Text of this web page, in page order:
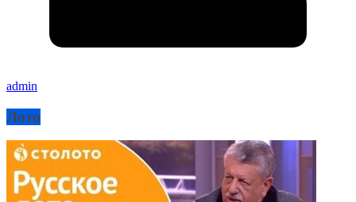
admin
Лото